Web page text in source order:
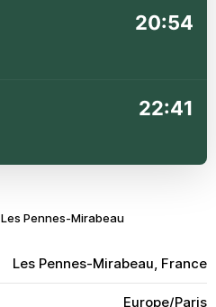
20:54
22:41
Les Pennes-Mirabeau
Les Pennes-Mirabeau, France
Europe/Paris